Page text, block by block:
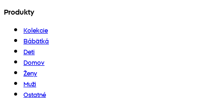
Produkty
Kolekcie
Bábätká
Deti
Domov
Ženy
Muži
Ostatné